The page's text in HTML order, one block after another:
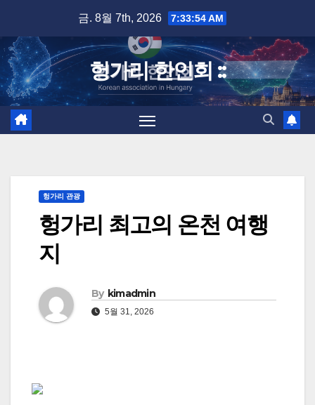
content
금. 8월 7th, 2026 7:33:55 AM
헝가리 한인회 ::
헝가리 관광
헝가리 최고의 온천 여행
지
By kimadmin
5월 31, 2026